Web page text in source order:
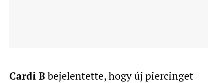
Cardi Bbejelentette, hogy új piercinget